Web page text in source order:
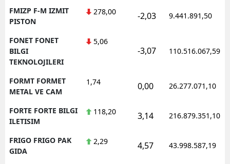
FMIZP F-M IZMIT
PISTON
278,00 -2,03 9.441.891,50
FONET FONET
BILGI
TEKNOLOJILERI
5,06
-3,07 110.516.067,59
FORMT FORMET
METAL VE CAM
1,74 0,00 26.277.071,10
FORTE FORTE BILGI
ILETISIM
118,20 3,14 216.879.351,10
FRIGO FRIGO PAK
GIDA
2,29 4,57 43.998.587,19